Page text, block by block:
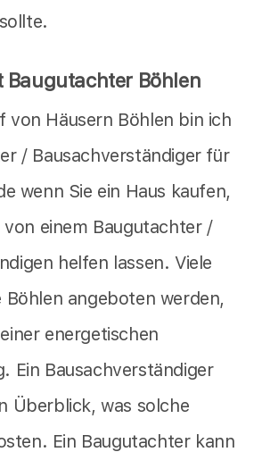
Baugutachter Böhlen
von Häusern Böhlen bin ich
/ Bausachverständiger für
wenn Sie ein Haus kaufen,
einem Baugutachter /
helfen lassen. Viele
Böhlen angeboten werden,
energetischen
Ein Bausachverständiger
Überblick, was solche
Ein Baugutachter kann